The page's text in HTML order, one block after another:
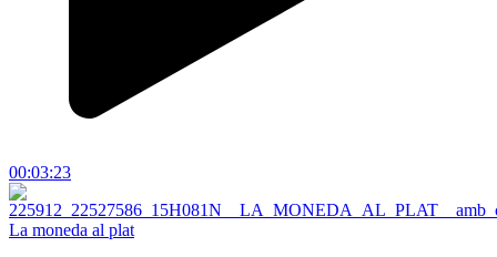
00:03:23
La moneda al plat